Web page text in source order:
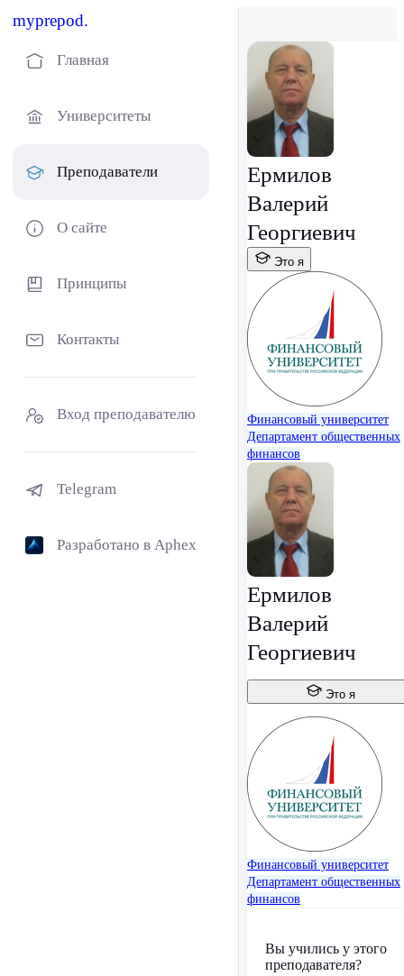
myprepod.
Главная
Университеты
Преподаватели
О сайте
Принципы
Контакты
Вход преподавателю
Telegram
Разработано в Aphex
Ермилов
Валерий
Георгиевич
Это я
Финансовый университет
Департамент общественных
финансов
Ермилов
Валерий
Георгиевич
Это я
Финансовый университет
Департамент общественных
финансов
Вы учились у этого
преподавателя?